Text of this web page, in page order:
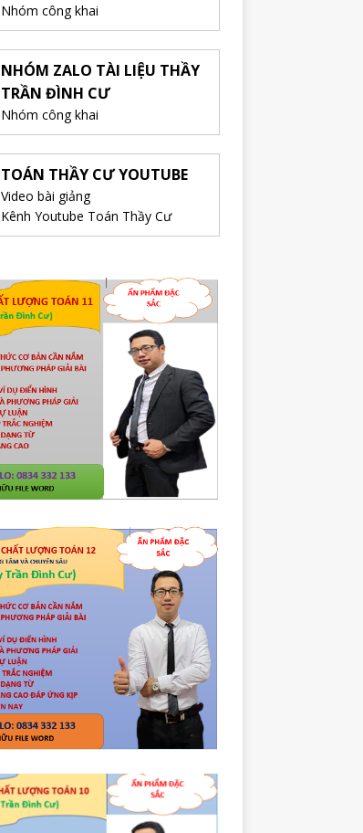
Nhóm công khai
NHÓM ZALO TÀI LIỆU THẦY
TRẦN ĐÌNH CƯ
Nhóm công khai
TOÁN THẦY CƯ YOUTUBE
Video bài giảng
Kênh Youtube Toán Thầy Cư